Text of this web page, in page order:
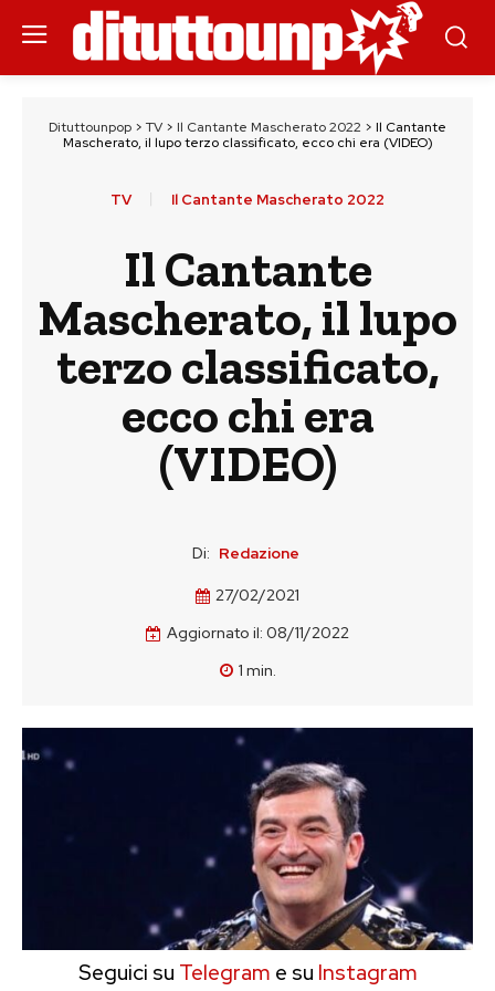
Dituttounpop > TV > Il Cantante Mascherato 2022 > Il Cantante
Mascherato, il lupo terzo classificato, ecco chi era (VIDEO)
TV Il Cantante Mascherato 2022
Il Cantante
Mascherato, il lupo
terzo classificato,
ecco chi era
(VIDEO)
Di: Redazione
27/02/2021
Aggiornato il: 08/11/2022
1 min.
Seguici su Telegram e su Instagram